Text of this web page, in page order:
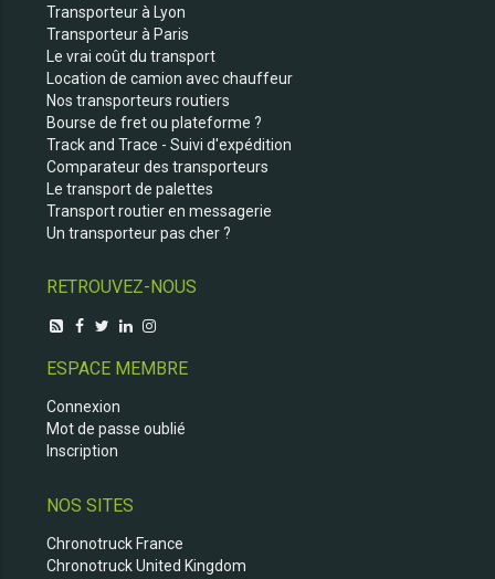
Transporteur à Lyon
Transporteur à Paris
Le vrai coût du transport
Location de camion avec chauffeur
Nos transporteurs routiers
Bourse de fret ou plateforme ?
Track and Trace - Suivi d'expédition
Comparateur des transporteurs
Le transport de palettes
Transport routier en messagerie
Un transporteur pas cher ?
RETROUVEZ-NOUS
ESPACE MEMBRE
Connexion
Mot de passe oublié
Inscription
NOS SITES
Chronotruck France
Chronotruck United Kingdom